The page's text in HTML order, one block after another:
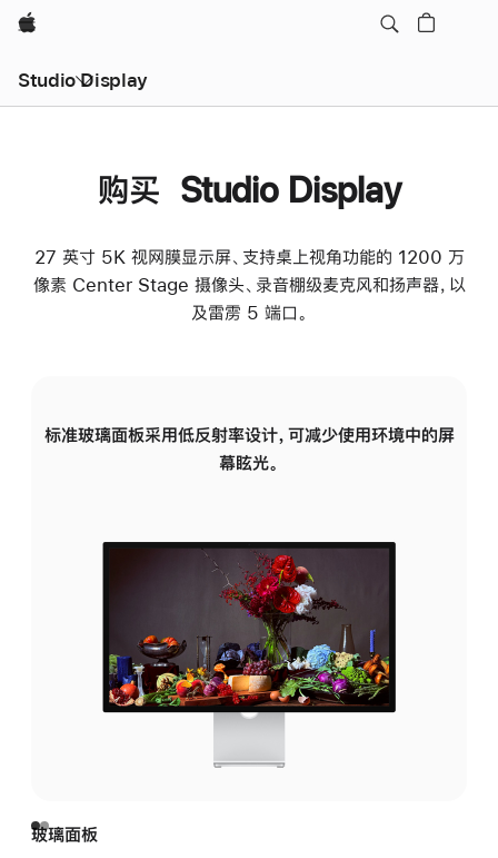
Apple
Studio Display
购买 Studio Display
27 英寸 5K 视网膜显示屏、支持桌上视角功能的 1200 万
像素 Center Stage 摄像头、录音棚级麦克风和扬声器，以
及雷雳 5 端口。
标准玻璃面板采用低反射率设计，可减少使用环境中的屏
幕眩光。
玻璃面板